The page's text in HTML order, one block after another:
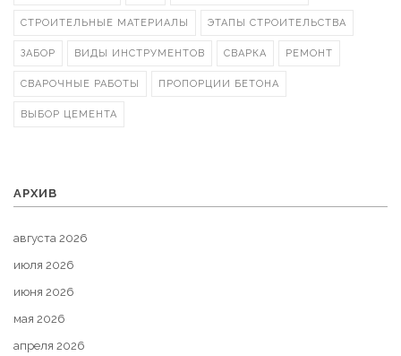
СТРОИТЕЛЬНЫЕ МАТЕРИАЛЫ ЭТАПЫ СТРОИТЕЛЬСТВА
ЗАБОР ВИДЫ ИНСТРУМЕНТОВ СВАРКА РЕМОНТ
СВАРОЧНЫЕ РАБОТЫ ПРОПОРЦИИ БЕТОНА
ВЫБОР ЦЕМЕНТА
АРХИВ
августа 2026
июля 2026
июня 2026
мая 2026
апреля 2026